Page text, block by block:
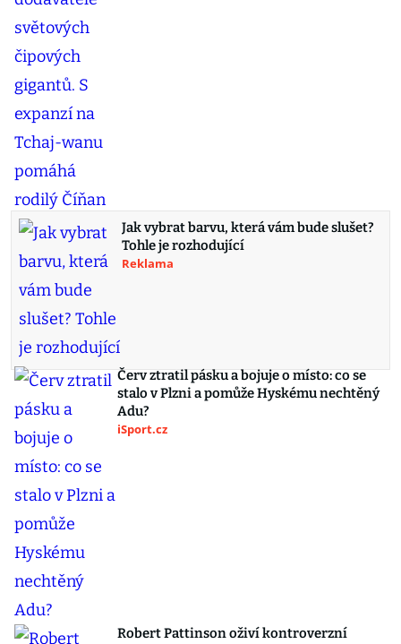
Jak vybrat barvu, která vám bude slušet?
Tohle je rozhodující
Reklama
Červ ztratil pásku a bojuje o místo: co se
stalo v Plzni a pomůže Hyskému nechtěný
Adu?
iSport.cz
Robert Pattinson oživí kontroverzní